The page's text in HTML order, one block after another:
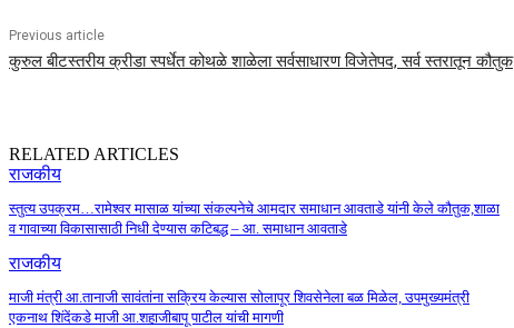
Previous article
कुरुल बीटस्तरीय क्रीडा स्पर्धेत कोथळे शाळेला सर्वसाधारण विजेतेपद, सर्व स्तरातून कौतुक
RELATED ARTICLES
राजकीय
स्तुत्य उपक्रम…रामेश्वर मासाळ यांच्या संकल्पनेचे आमदार समाधान आवताडे यांनी केले कौतुक,शाळा
व गावाच्या विकासासाठी निधी देण्यास कटिबद्ध – आ. समाधान आवताडे
राजकीय
माजी मंत्री आ.तानाजी सावंतांना सक्रिय केल्यास सोलापूर शिवसेनेला बळ मिळेल, उपमुख्यमंत्री
एकनाथ शिंदेंकडे माजी आ.शहाजीबापू पाटील यांची मागणी